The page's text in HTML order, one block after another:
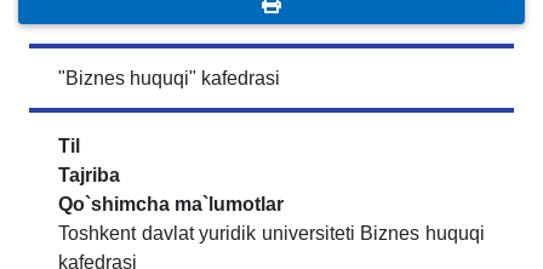
"Biznes huquqi" kafedrasi
Til
Tajriba
Qo`shimcha ma`lumotlar
Toshkent davlat yuridik universiteti Biznes huquqi
kafedrasi